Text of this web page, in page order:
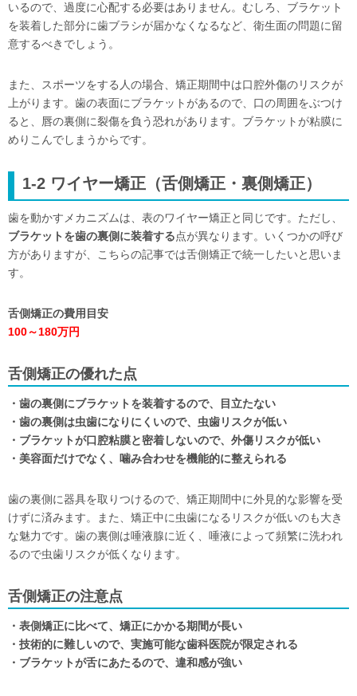
いるので、過度に心配する必要はありません。むしろ、ブラケット
を装着した部分に歯ブラシが届かなくなるなど、衛生面の問題に留
意するべきでしょう。
また、スポーツをする人の場合、矯正期間中は口腔外傷のリスクが
上がります。歯の表面にブラケットがあるので、口の周囲をぶつけ
ると、唇の裏側に裂傷を負う恐れがあります。ブラケットが粘膜に
めりこんでしまうからです。
1-2 ワイヤー矯正（舌側矯正・裏側矯正）
歯を動かすメカニズムは、表のワイヤー矯正と同じです。ただし、
ブラケットを歯の裏側に装着する点が異なります。いくつかの呼び
方がありますが、こちらの記事では舌側矯正で統一したいと思いま
す。
舌側矯正の費用目安
100～180万円
舌側矯正の優れた点
・歯の裏側にブラケットを装着するので、目立たない
・歯の裏側は虫歯になりにくいので、虫歯リスクが低い
・ブラケットが口腔粘膜と密着しないので、外傷リスクが低い
・美容面だけでなく、噛み合わせを機能的に整えられる
歯の裏側に器具を取りつけるので、矯正期間中に外見的な影響を受
けずに済みます。また、矯正中に虫歯になるリスクが低いのも大き
な魅力です。歯の裏側は唾液腺に近く、唾液によって頻繁に洗われ
るので虫歯リスクが低くなります。
舌側矯正の注意点
・表側矯正に比べて、矯正にかかる期間が長い
・技術的に難しいので、実施可能な歯科医院が限定される
・ブラケットが舌にあたるので、違和感が強い